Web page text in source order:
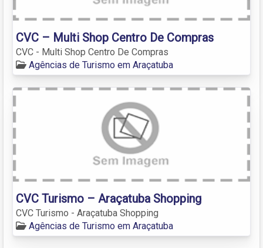
CVC – Multi Shop Centro De Compras
CVC - Multi Shop Centro De Compras
Agências de Turismo em Araçatuba
CVC Turismo – Araçatuba Shopping
CVC Turismo - Araçatuba Shopping
Agências de Turismo em Araçatuba